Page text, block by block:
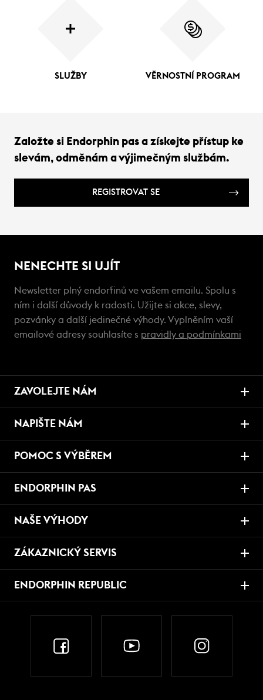
SLUŽBY VĚRNOSTNÍ PROGRAM
Založte si Endorphin pas a získejte přístup ke
slevám, odměnám a výjimečným službám.
REGISTROVAT SE
NENECHTE SI UJÍT
Newsletter plný endorfinů ve vašem emailu. Spolu s
ním i další důvody k radosti. Užijte si akce, slevy,
pozvánky a další jedinečné výhody. Vyplněním vaší
emailové adresy souhlasíte s pravidly a podmínkami
ZAVOLEJTE NÁM
NAPIŠTE NÁM
POMOC S VÝBĚREM
ENDORPHIN PAS
NAŠE VÝHODY
ZÁKAZNICKÝ SERVIS
ENDORPHIN REPUBLIC